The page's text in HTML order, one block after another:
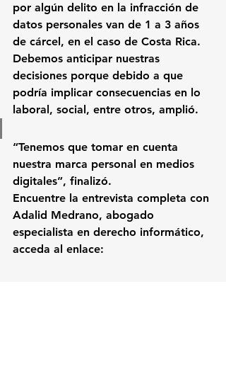
por algún delito en la infracción de
datos personales van de 1 a 3 años
de cárcel, en el caso de Costa Rica.
Debemos anticipar nuestras
decisiones porque debido a que
podría implicar consecuencias en lo
laboral, social, entre otros, amplió.
“Tenemos que tomar en cuenta
nuestra marca personal en medios
digitales”, finalizó.
Encuentre la entrevista completa con
Adalid Medrano, abogado
especialista en derecho informático,
acceda al enlace: